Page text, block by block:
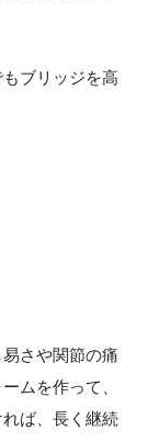
ブリッジを高
さや関節の痛
ムを作って、
ば、長く継続